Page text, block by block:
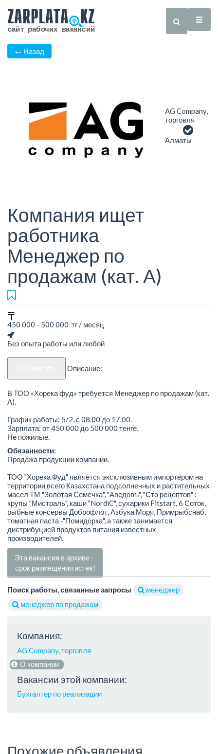
← Назад
AG Company,
торговля
Алматы
Компания ищет
работника
Менеджер по
продажам (кат. А)
450 000 - 500 000 тг / месяц
Без опыта работы или любой
Описание:
В ТОО «Хорека фуд» требуется Менеджер по продажам (кат.
А).
График работы: 5/2, с 08.00 до 17.00.
Зарплата: от 450 000 до 500 000 тенге.
Не пожилые.
Обязанности:
Продажа продукции компании.
ТОО "Хорека Фуд" является эксклюзивным импортером на
территории всего Казахстана подсолнечных и растительных
масел ТМ "Золотая Семечка", "Аведовъ", "Сто рецептов" ;
крупы "Мистраль", каши "NordiC", сухарики Fitstart, 6 Соток,
рыбные консервы Доброфлот, Азбука Моря, Примрыбснаб,
томатная паста -"Помидорка", a также занимается
дистрибуцией продуктов питания известных
производителей.
Эта вакансия в архиве -
срок размещения истек!
Поиск работы, связанные запросы
менеджер
менеджер по продажам
Компания:
AG Company, торговля
О компании
Вакансии этой компании:
Бухгалтер по реализации
Похожие объявления